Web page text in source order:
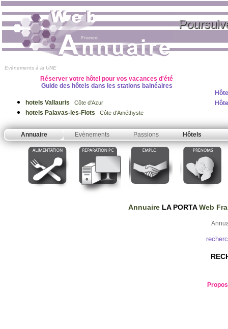
Evènements à la UNE
Réserver votre hôtel pour vos vacances d'été
Guide des hôtels dans les stations balnéaires
hotels Vallauris Côte d'Azur
hotels Palavas-les-Flots Côte d'Améthyste
Annuaire Evènements Passions Hôtels
Annuaire LA PORTAWeb